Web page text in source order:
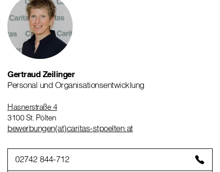
Gertraud Zeilinger
Personal und Organisationsentwicklung
Hasnerstraße 4
3100 St. Pölten
bewerbungen(at)caritas-stpoelten.at
02742 844-712